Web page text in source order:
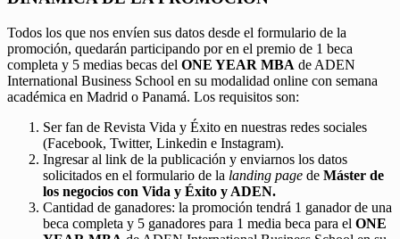
Todos los que nos envíen sus datos desde el formulario de la
promoción, quedarán participando por en el premio de 1 beca
completa y 5 medias becas del ONE YEAR MBA de ADEN
International Business School en su modalidad online con semana
académica en Madrid o Panamá. Los requisitos son:
Ser fan de Revista Vida y Éxito en nuestras redes sociales
(Facebook, Twitter, Linkedin e Instagram).
Ingresar al link de la publicación y enviarnos los datos
solicitados en el formulario de la landing page de Máster de
los negocios con Vida y Éxito y ADEN.
Cantidad de ganadores: la promoción tendrá 1 ganador de una
beca completa y 5 ganadores para 1 media beca para el ONE